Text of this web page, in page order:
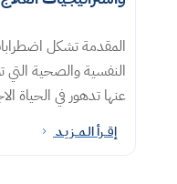
المقدمة تشكل
النفسية والصحية التي
عنها تدهور في الحياة
إقــرأ الـمــزيـد 5